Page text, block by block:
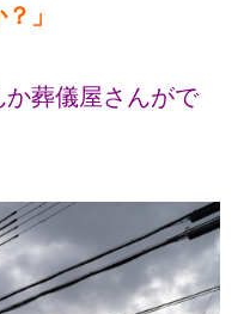
」
葬儀屋さんがで